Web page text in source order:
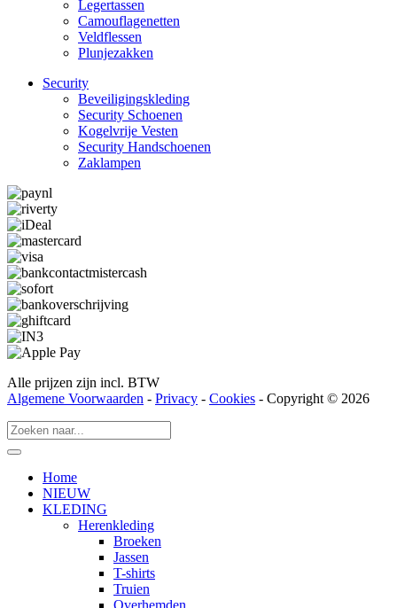
Legertassen
Camouflage­­netten
Veldflessen
Plunjezakken
Security
Beveiligings­­kleding
Security Schoenen
Kogelvrije Vesten
Security Hand­­schoenen
Zaklampen
Alle prijzen zijn incl. BTW
Algemene Voorwaarden - Privacy - Cookies - Copyright © 2026
Home
NIEUW
KLEDING
Herenkleding
Broeken
Jassen
T-shirts
Truien
Overhemden